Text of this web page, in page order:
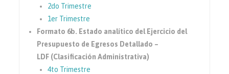
2do Trimestre
1er Trimestre
Formato 6b. Estado analítico del Ejercicio del
Presupuesto de Egresos Detallado –
LDF (Clasificación Administrativa)
4to Trimestre